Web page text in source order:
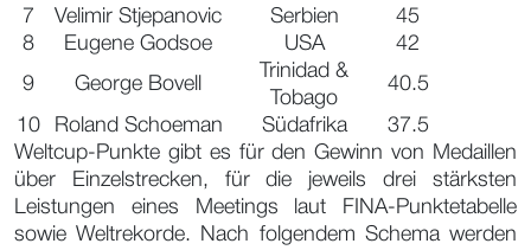
7
Velimir Stjepanovic Serbien
45
8
Eugene Godsoe USA 42
9 George Bovell
Trinidad &
Tobago
40.5
10 Roland Schoeman Südafrika
37.5
Weltcup-Punkte gibt es für den Gewinn von Medaillen
über Einzelstrecken, für die jeweils drei stärksten
Leistungen eines Meetings laut FINA-Punktetabelle
sowie Weltrekorde. Nach folgendem Schema werden